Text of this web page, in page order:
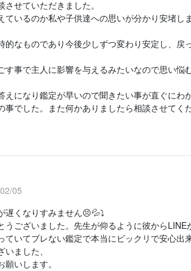
させていただきました。
ているのか私や子供達への思いが分かり安堵しま
的なものであり今後少しずつ変わり安定し、戻
す事で主人に影響を与えるみたいなので思い悩
えになり鑑定が早いので聞きたい事が直ぐに
事でした。また何かありましたら相談させてく
05
遅くなりすみません😣💦⤵️
うございました。先生が仰るように彼から
ていてブレない鑑定で本当にビックリで安心出来
ました、
願いします。